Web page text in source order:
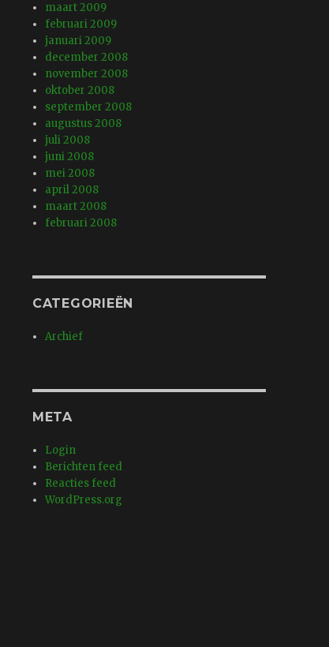
maart 2009
februari 2009
januari 2009
december 2008
november 2008
oktober 2008
september 2008
augustus 2008
juli 2008
juni 2008
mei 2008
april 2008
maart 2008
februari 2008
CATEGORIEËN
Archief
META
Login
Berichten feed
Reacties feed
WordPress.org